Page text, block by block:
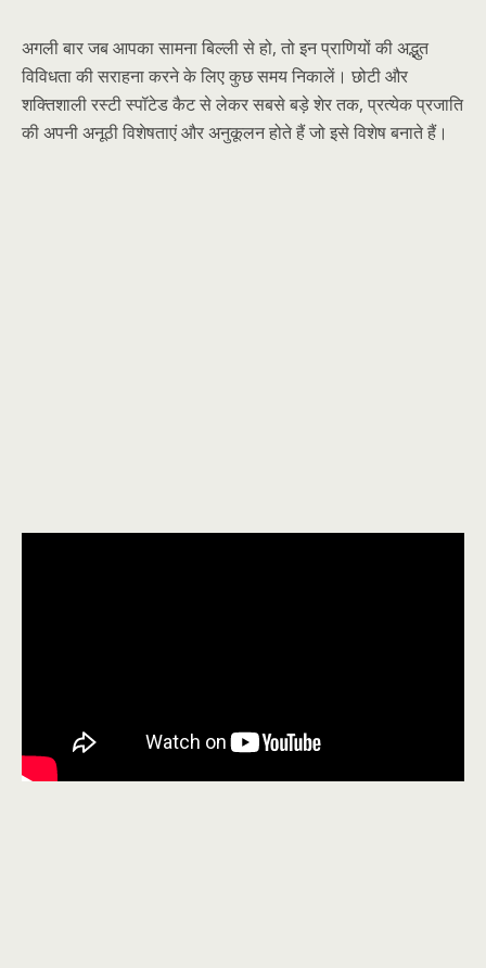
अगली बार जब आपका सामना बिल्ली से हो, तो इन प्राणियों की अद्भुत
विविधता की सराहना करने के लिए कुछ समय निकालें। छोटी और
शक्तिशाली रस्टी स्पॉटेड कैट से लेकर सबसे बड़े शेर तक, प्रत्येक प्रजाति
की अपनी अनूठी विशेषताएं और अनुकूलन होते हैं जो इसे विशेष बनाते हैं।